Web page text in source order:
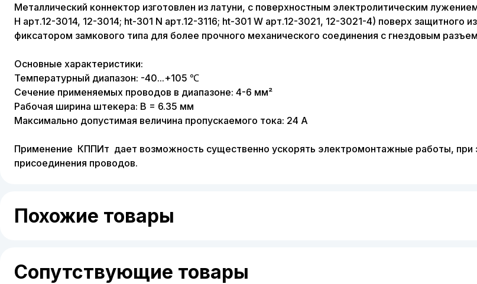
Металлический коннектор изготовлен из латуни, с поверхностным электролитическим
H арт.12-3014, 12-3014; ht-301 N арт.12-3116; ht-301 W арт.12-3021, 12-3021-4) поверх
фиксатором замкового типа для более прочного механического соединения с гнездовым
Основные характеристики:
Температурный диапазон: -40...+105 ℃
Сечение применяемых проводов в диапазоне: 4-6 мм²
Рабочая ширина штекера: B = 6.35 мм
Максимально допустимая величина пропускаемого тока: 24 А
Применение КППИт дает возможность существенно ускорять электромонтажные работы, при
присоединения проводов.
Похожие товары
Сопутствующие товары